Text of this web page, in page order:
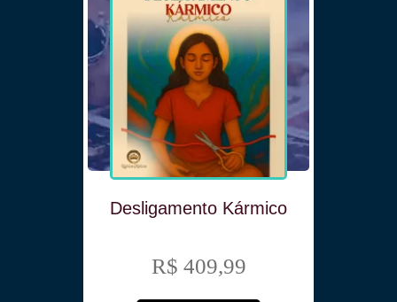
Desligamento Kármico
R$ 409,99